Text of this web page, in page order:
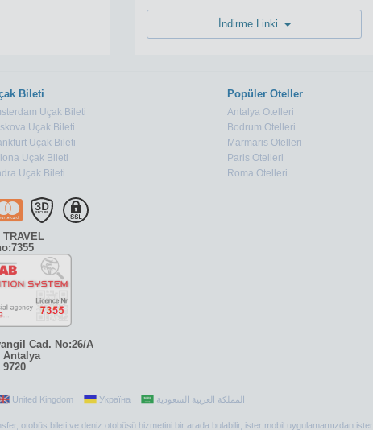
Bileti
Uçak Bileti
Uçak Bileti
Uçak Bileti
Uçak Bileti
Uçak Bileti
Popüler Oteller
Antalya Otelleri
Bodrum Otelleri
Marmaris Otelleri
Paris Otelleri
Roma Otelleri
TRAVEL
Cad. No:26/A
Antalya
9720
United Kingdom Україна
otobüs bileti ve deniz otobüsü hizmetini bir arada bulabilir, ister mobil uygulamamızdan ister